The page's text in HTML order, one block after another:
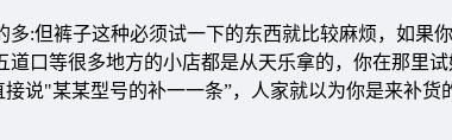
:但裤子这种必须试一下的东西就比较麻烦，如果
口等很多地方的小店都是从天乐拿的，你在那里试
说"某某型号的补一一条”，人家就以为你是来补货